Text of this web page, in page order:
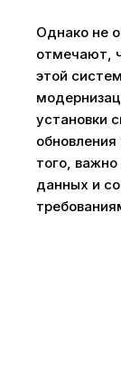
Однако не
отмечают,
этой
установки
того,
данных и